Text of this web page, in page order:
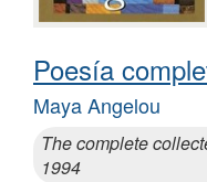
Poesía
Maya Angelou
The complete
1994